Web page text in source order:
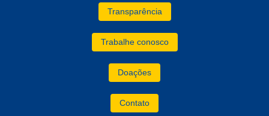
Transparência
Trabalhe conosco
Doações
Contato